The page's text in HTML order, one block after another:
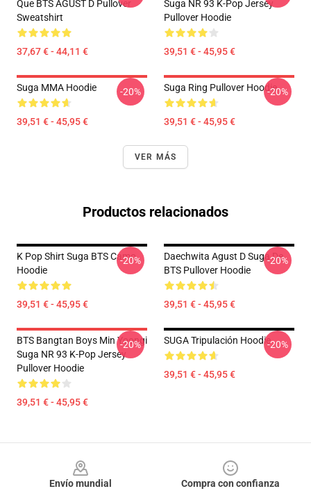
Que BTS AGUST D Pullover
Sweatshirt
37,67 € - 44,11 €
Suga NR 93 K-Pop Jersey
Pullover Hoodie
39,51 € - 45,95 €
Suga MMA Hoodie
39,51 € - 45,95 €
-20% Suga Ring Pullover Hoodie
39,51 € - 45,95 €
-20%
VER MÁS
Productos relacionados
K Pop Shirt Suga BTS Camo
Hoodie
39,51 € - 45,95 €
-20%
Daechwita Agust D Suga De
BTS Pullover Hoodie
39,51 € - 45,95 €
-20%
BTS Bangtan Boys Min Yoongi
Suga NR 93 K-Pop Jersey
Pullover Hoodie
39,51 € - 45,95 €
-20% SUGA Tripulación Hoodie
39,51 € - 45,95 €
-20%
Envío mundial
Compra con confianza